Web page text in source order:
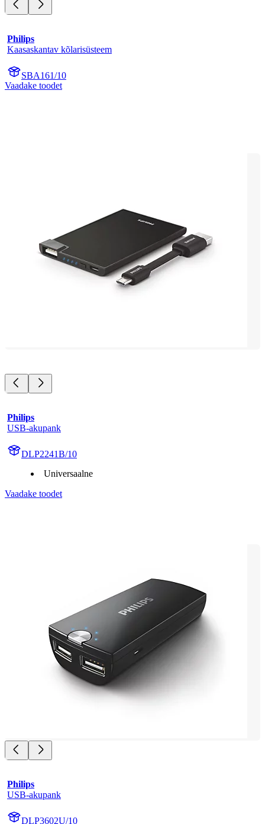
Philips
Kaasaskantav kõlarisüsteem
SBA161/10
Vaadake toodet
Philips
USB-akupank
DLP2241B/10
Universaalne
Vaadake toodet
Philips
USB-akupank
DLP3602U/10